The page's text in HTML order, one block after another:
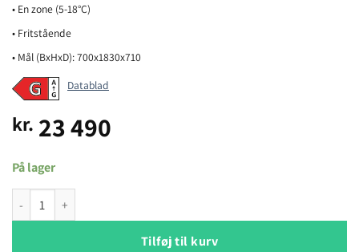
• En zone (5-18°C)
• Fritstående
• Mål (BxHxD): 700x1830x710
Datablad
kr. 23 490
På lager
Climadiff RESERVE300XL vinlagringsskab antal
Tilføj til kurv